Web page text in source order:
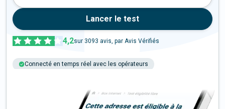
Lancer le test
4,2sur 3093 avis, par Avis Vérifiés
Connecté en temps réel avec les opérateurs